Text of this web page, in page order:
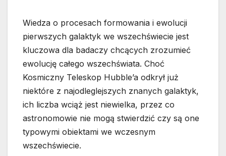
Wiedza o procesach formowania i ewolucji
pierwszych galaktyk we wszechświecie jest
kluczowa dla badaczy chcących zrozumieć
ewolucję całego wszechświata. Choć
Kosmiczny Teleskop Hubble’a odkrył już
niektóre z najodleglejszych znanych galaktyk,
ich liczba wciąż jest niewielka, przez co
astronomowie nie mogą stwierdzić czy są one
typowymi obiektami we wczesnym
wszechświecie.